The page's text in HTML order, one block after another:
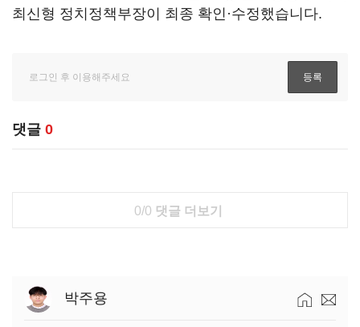
최신형 정치정책부장이 최종 확인·수정했습니다.
댓글 0
0/0 댓글 더보기
박주용